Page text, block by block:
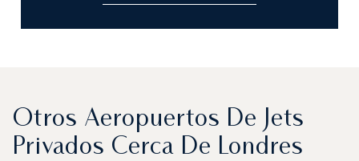
Otros Aeropuertos De Jets
Privados Cerca De Londres